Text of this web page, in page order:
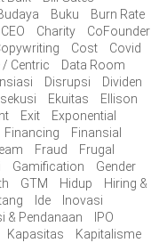
Buku
Burn Rate
CEO Charity
CoFounder
Cost
Covid
/ Centric
Data Room
Disrupsi
Dividen
Ekuitas
Ellison
Exit
Exponential
Financing
Finansial
Fraud
Frugal
Gamification
Gender
GTM Hidup
Hiring &
Ide
Inovasi
& Pendanaan
IPO
Kapasitas
Kapitalisme